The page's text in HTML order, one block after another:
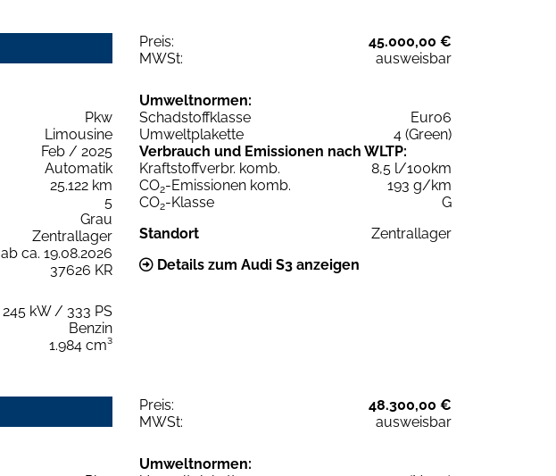
Preis:
45.000,00 €
MWSt:
ausweisbar
Pkw
Limousine
Feb / 2025
Automatik
25.122 km
5
Grau
Zentrallager
ab ca. 19.08.2026
37626 KR
245 kW / 333 PS
Benzin
1.984 cm³
Umweltnormen:
Schadstoffklasse
Euro6
Umweltplakette
4 (Green)
Verbrauch und Emissionen nach WLTP:
Kraftstoffverbr. komb.
8,5 l/100km
CO2-Emissionen komb.
193 g/km
CO2-Klasse
G
Standort
Zentrallager
Details zum Audi S3 anzeigen
Preis:
48.300,00 €
MWSt:
ausweisbar
Umweltnormen: